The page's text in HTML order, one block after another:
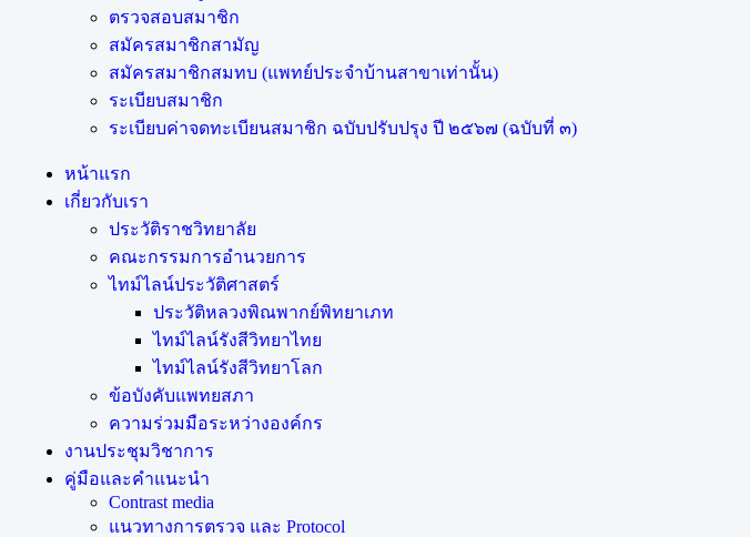
ตรวจสอบสมาชิก
สมัครสมาชิกสามัญ
สมัครสมาชิกสมทบ (แพทย์ประจำบ้านสาขาเท่านั้น)
ระเบียบสมาชิก
ระเบียบค่าจดทะเบียนสมาชิก ฉบับปรับปรุง ปี ๒๕๖๗ (ฉบับที่ ๓)
หน้าแรก
เกี่ยวกับเรา
ประวัติราชวิทยาลัย
คณะกรรมการอำนวยการ
ไทม์ไลน์ประวัติศาสตร์
ประวัติหลวงพิณพากย์พิทยาเภท
ไทม์ไลน์รังสีวิทยาไทย
ไทม์ไลน์รังสีวิทยาโลก
ข้อบังคับแพทยสภา
ความร่วมมือระหว่างองค์กร
งานประชุมวิชาการ
คู่มือและคำแนะนำ
Contrast media
แนวทางการตรวจ และ Protocol